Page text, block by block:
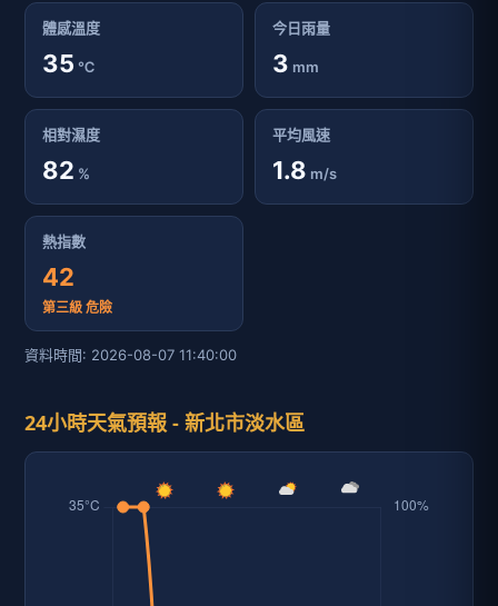
體感溫度
35 ℃
今日雨量
3 mm
相對濕度
82 %
平均風速
1.8 m/s
熱指數
42
第三級 危險
資料時間: 2026-08-07 11:40:00
24小時天氣預報 - 新北市淡水區